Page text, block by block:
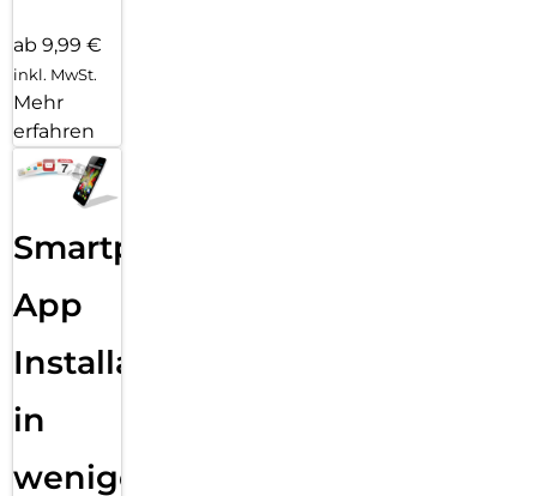
ab 9,99 €
inkl. MwSt.
Mehr
erfahren
Smartphone
App
Installation
in
wenigen